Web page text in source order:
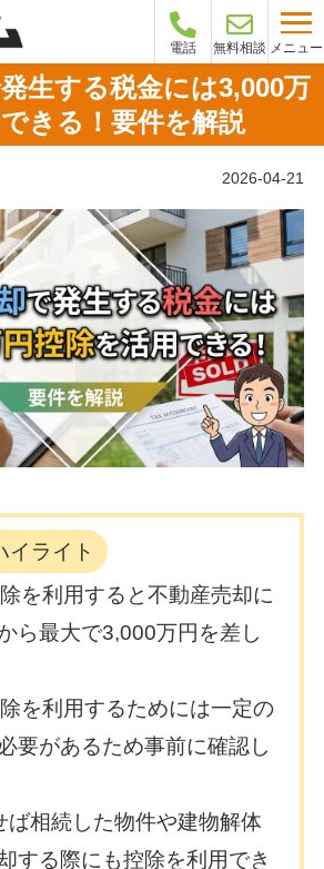
電話 無料相談 メニュー
生する税金には3,000万
きる！要件を解説
2026-04-21
イライト
を利用すると不動産売却に
ら最大で3,000万円を差し
を利用するためには一定の
要があるため事前に確認し
ば相続した物件や建物解体
する際にも控除を利用でき